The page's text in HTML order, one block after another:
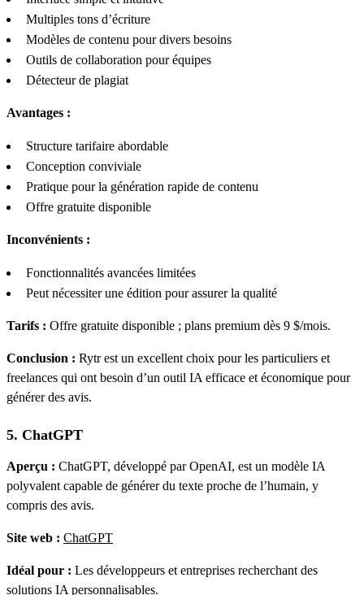
Multiples tons d’écriture
Modèles de contenu pour divers besoins
Outils de collaboration pour équipes
Détecteur de plagiat
Avantages :
Structure tarifaire abordable
Conception conviviale
Pratique pour la génération rapide de contenu
Offre gratuite disponible
Inconvénients :
Fonctionnalités avancées limitées
Peut nécessiter une édition pour assurer la qualité
Tarifs : Offre gratuite disponible ; plans premium dès 9 $/mois.
Conclusion : Rytr est un excellent choix pour les particuliers et
freelances qui ont besoin d’un outil IA efficace et économique pour
générer des avis.
5. ChatGPT
Aperçu : ChatGPT, développé par OpenAI, est un modèle IA
polyvalent capable de générer du texte proche de l’humain, y
compris des avis.
Site web : ChatGPT
Idéal pour : Les développeurs et entreprises recherchant des
solutions IA personnalisables.